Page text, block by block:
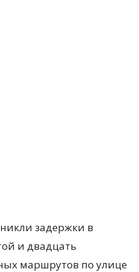
задержки в
и двадцать
маршрутов по улице